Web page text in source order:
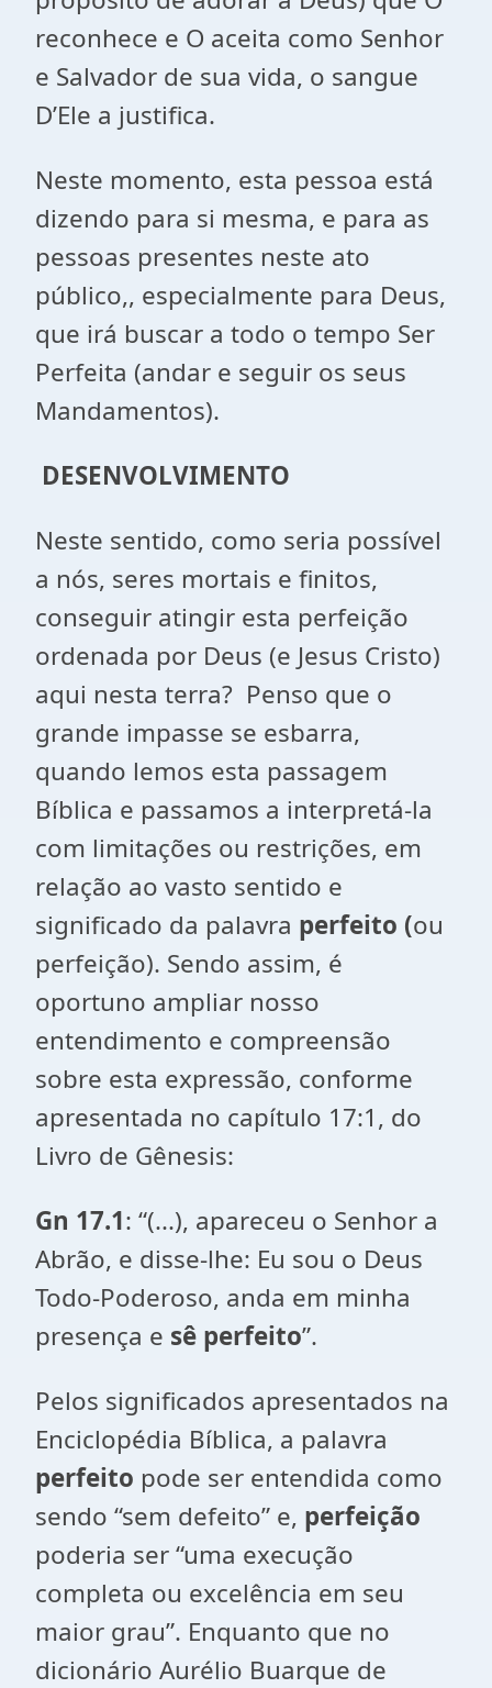
reconhece e O aceita como Senhor
e Salvador de sua vida, o sangue
D’Ele a justifica.
Neste momento, esta pessoa está
dizendo para si mesma, e para as
pessoas presentes neste ato
público,, especialmente para Deus,
que irá buscar a todo o tempo Ser
Perfeita (andar e seguir os seus
Mandamentos).
DESENVOLVIMENTO
Neste sentido, como seria possível
a nós, seres mortais e finitos,
conseguir atingir esta perfeição
ordenada por Deus (e Jesus Cristo)
aqui nesta terra? Penso que o
grande impasse se esbarra,
quando lemos esta passagem
Bíblica e passamos a interpretá-la
com limitações ou restrições, em
relação ao vasto sentido e
significado da palavra perfeito (ou
perfeição). Sendo assim, é
oportuno ampliar nosso
entendimento e compreensão
sobre esta expressão, conforme
apresentada no capítulo 17:1, do
Livro de Gênesis:
Gn 17.1: “(...), apareceu o Senhor a
Abrão, e disse-lhe: Eu sou o Deus
Todo-Poderoso, anda em minha
presença e sê perfeito”.
Pelos significados apresentados na
Enciclopédia Bíblica, a palavra
perfeito pode ser entendida como
sendo “sem defeito” e, perfeição
poderia ser “uma execução
completa ou excelência em seu
maior grau”. Enquanto que no
dicionário Aurélio Buarque de